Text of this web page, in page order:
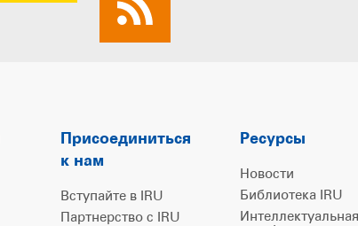
Присоединиться
к нам
Вступайте в IRU
Партнерство с IRU
Ресурсы
Новости
Библиотека IRU
Интеллектуальная